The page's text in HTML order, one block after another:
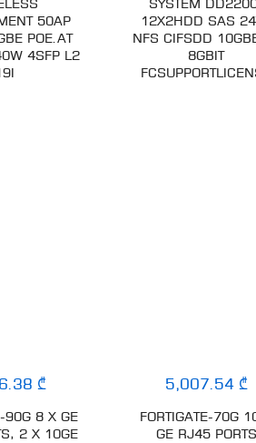
50AP
POE.AT
4SFP L2
SYSTEM
12X2HDD SAS
NFS CIFSDD
8GBIT
₾
90G 8 X GE
2 X 10GE
5,007.54 ₾
FORTIGATE-70G
GE RJ45 PORTS